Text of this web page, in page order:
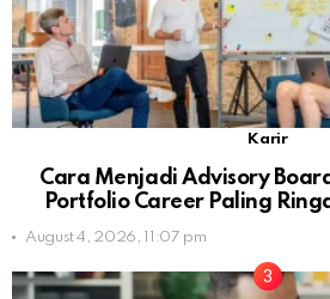
Karir
Cara Menjadi Advisory
Portfolio Career Paling
August 4, 2026, 11:07 pm